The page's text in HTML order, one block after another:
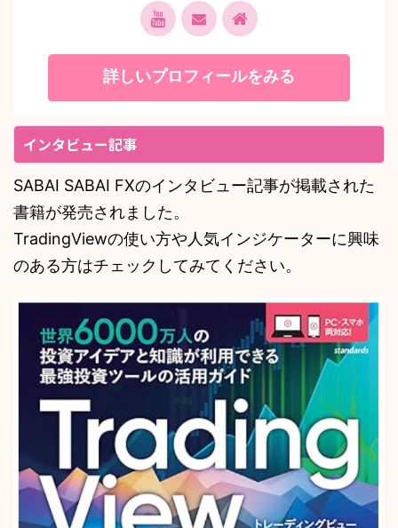
詳しいプロフィールをみる
インタビュー記事
SABAI SABAI FXのインタビュー記事が掲載された
書籍が発売されました。
TradingViewの使い方や人気インジケーターに興味
のある方はチェックしてみてください。